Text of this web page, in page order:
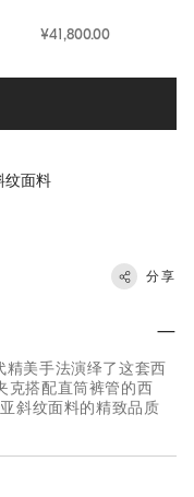
¥41,800.00
纹面料
分享
美手法演绎了这套西
克搭配直筒裤管的西
斜纹面料的精致品质